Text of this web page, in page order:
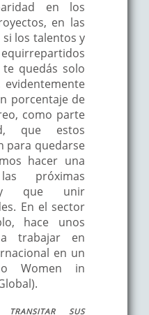
en los
en las
si los talentos y
quedás solo
porcentaje de
como parte
que estos
para quedarse
hacer una
próximas
que unir
En el sector
hace unos
trabajar en
en un
Women in
transitar sus